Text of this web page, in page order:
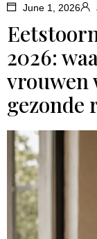
June 1, 2026
2026:
vrouwen
gezonde